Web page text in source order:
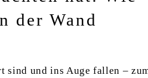
der Wand
sind und ins Auge fallen –